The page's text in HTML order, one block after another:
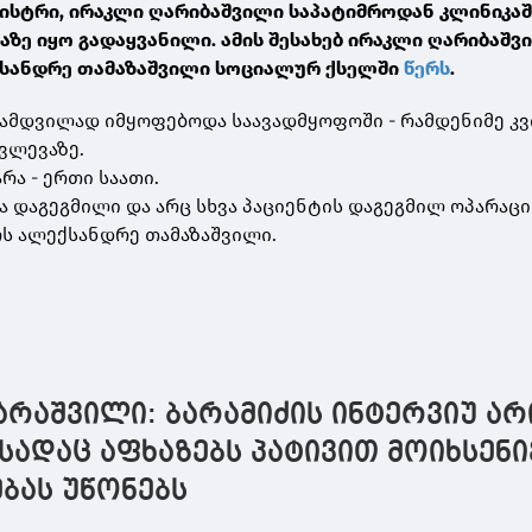
ირაკლი ღარიბაშვილი საპატიმროდან
იყო გადაყვანილი. ამის შესახებ ირაკლი
თამაზაშვილი სოციალურ ქსელშიწერს.
იმყოფებოდა საავადმყოფოში - რამდენიმე
- ერთი საათი.
და არც სხვა პაციენტის დაგეგმილ
ალექსანდრე თამაზაშვილი.
ბარამიძის ინტერვიუ
აფხაზებს პატივით
უწონებს